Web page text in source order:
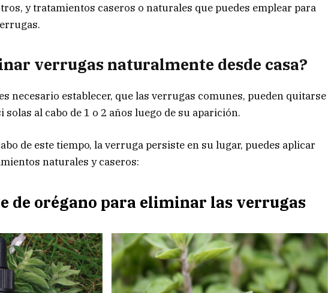
y tratamientos caseros o naturales que puedes emplear para
verrugas naturalmente desde casa?
necesario establecer, que las verrugas comunes, pueden quitarse
al cabo de 1 o 2 años luego de su aparición.
de este tiempo, la verruga persiste en su lugar, puedes aplicar
naturales y caseros:
de orégano para eliminar las verrugas